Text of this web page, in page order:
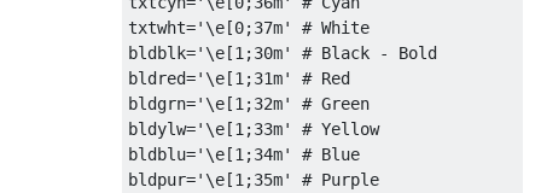
txtwht='\e[0;37m'
# White
bldblk='\e[1;30m'
# Black - Bold
bldred='\e[1;31m'
# Red
bldgrn='\e[1;32m'
# Green
bldylw='\e[1;33m'
# Yellow
bldblu='\e[1;34m'
# Blue
bldpur='\e[1;35m'
# Purple